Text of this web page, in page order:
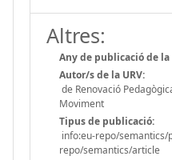
Altres:
Any de publicació de
Autor/s de la URV:
de Renovació
Moviment
Tipus de publicació:
info:eu-repo/semantics/
repo/semantics/article